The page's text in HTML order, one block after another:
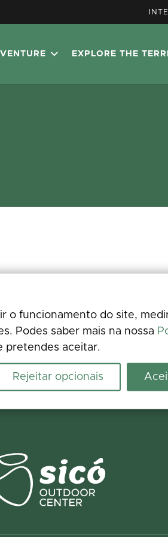
EXPLORE THE
the information for everyone.
o funcionamento do site,
Podes saber mais na nossa
pretendes aceitar.
Rejeitar opcionais